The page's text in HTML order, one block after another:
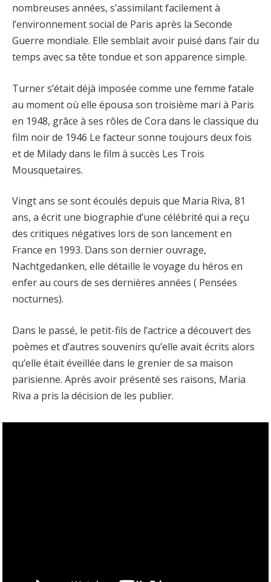
nombreuses années, s’assimilant facilement à
l’environnement social de Paris après la Seconde
Guerre mondiale. Elle semblait avoir puisé dans l’air du
temps avec sa tête tondue et son apparence simple.
Turner s’était déjà imposée comme une femme fatale
au moment où elle épousa son troisième mari à Paris
en 1948, grâce à ses rôles de Cora dans le classique du
film noir de 1946 Le facteur sonne toujours deux fois
et de Milady dans le film à succès Les Trois
Mousquetaires.
Vingt ans se sont écoulés depuis que Maria Riva, 81
ans, a écrit une biographie d’une célébrité qui a reçu
des critiques négatives lors de son lancement en
France en 1993. Dans son dernier ouvrage,
Nachtgedanken, elle détaille le voyage du héros en
enfer au cours de ses dernières années ( Pensées
nocturnes).
Dans le passé, le petit-fils de l’actrice a découvert des
poèmes et d’autres souvenirs qu’elle avait écrits alors
qu’elle était éveillée dans le grenier de sa maison
parisienne. Après avoir présenté ses raisons, Maria
Riva a pris la décision de les publier.